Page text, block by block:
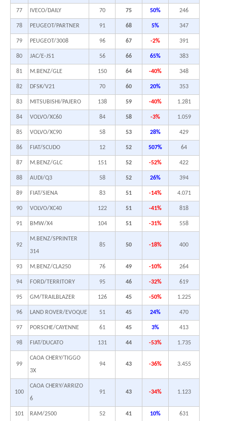
77 IVECO/DAILY 70 75 50% 246
78 PEUGEOT/PARTNER 91 68 5% 347
79 PEUGEOT/3008 96 67 -2% 391
80 JAC/E-JS1 56 66 65% 383
81 M.BENZ/GLE 150 64 -40% 348
82 DFSK/V21 70 60 20% 353
83 MITSUBISHI/PAJERO 138 59 -40% 1.281
84 VOLVO/XC60 84 58 -3% 1.059
85 VOLVO/XC90 58 53 28% 429
86 FIAT/SCUDO 12 52 507% 64
87 M.BENZ/GLC 151 52 -52% 422
88 AUDI/Q3 58 52 26% 394
89 FIAT/SIENA 83 51 -14% 4.071
90 VOLVO/XC40 122 51 -41% 818
91 BMW/X4 104 51 -31% 558
92
M.BENZ/SPRINTER
314
85 50 -18% 400
93 M.BENZ/CLA250 76 49 -10% 264
94 FORD/TERRITORY 95 46 -32% 619
95 GM/TRAILBLAZER 126 45 -50% 1.225
96 LAND ROVER/EVOQUE 51 45 24% 470
97 PORSCHE/CAYENNE 61 45 3% 413
98 FIAT/DUCATO 131 44 -53% 1.735
99
CAOA CHERY/TIGGO
3X
94 43 -36% 3.455
100
CAOA CHERY/ARRIZO
6
91 43 -34% 1.123
101 RAM/2500 52 41 10% 631